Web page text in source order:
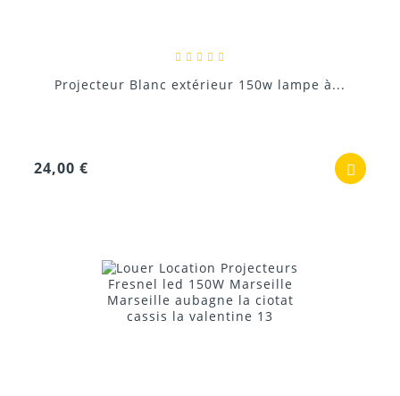
Projecteur Blanc extérieur 150w lampe à...
24,00 €